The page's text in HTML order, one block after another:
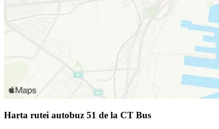
Harta rutei autobuz 51 de la CT Bus